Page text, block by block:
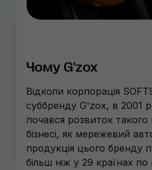
Чому G'zox
Відколи корпорація
суббренду G'zox, в 2001
почався розвиток
бізнесі, як мережевий
продукція цього бренду
більш ніж у 29 країнах по